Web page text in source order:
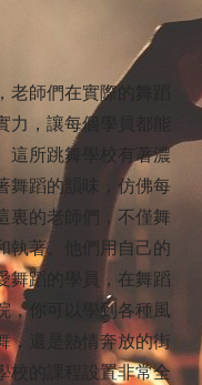
師們在實際的舞蹈
力，讓每個學員都能
這所跳舞學校有著濃
舞蹈的韻味，仿佛每
裏的老師們，不僅舞
執著。他們用自己的
舞蹈的學員，在舞蹈
，你可以學到各種風
，還是熱情奔放的街
校的課程設置非常全